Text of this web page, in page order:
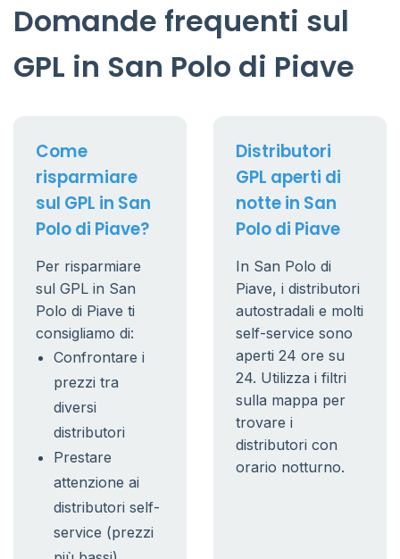
Domande frequenti sul
GPL in San Polo di Piave
Come
risparmiare
sul GPL in San
Polo di Piave?
Per risparmiare
sul GPL in San
Polo di Piave ti
consigliamo di:
Confrontare i
prezzi tra
diversi
distributori
Prestare
attenzione ai
distributori self-
service (prezzi
Distributori
GPL aperti di
notte in San
Polo di Piave
In San Polo di
Piave, i distributori
autostradali e molti
self-service sono
aperti 24 ore su
24. Utilizza i filtri
sulla mappa per
trovare i
distributori con
orario notturno.